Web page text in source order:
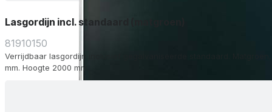
Lasgordijn incl. standaard (matgroen)
81910150
Verrijdbaar lasgordijn inclusief gegalvaniseerde standaard.
mm. Hoogte 2000 mm.